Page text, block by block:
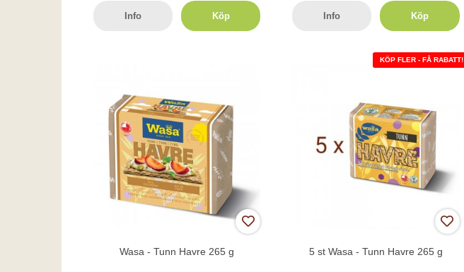
Info Köp Info Köp
Wasa - Tunn Havre 265 g
KÖP FLER - FÅ RABATT!
5 st Wasa - Tunn Havre 265 g